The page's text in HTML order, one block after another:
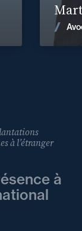
à l’étranger
à